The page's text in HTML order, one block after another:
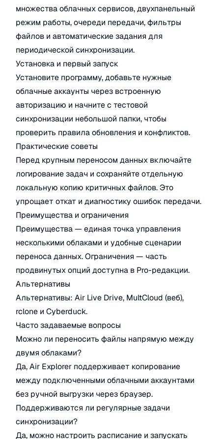
множества облачных сервисов, двухпанельный
режим работы, очереди передачи, фильтры
файлов и автоматические задания для
периодической синхронизации.
Установка и первый запуск
Установите программу, добавьте нужные
облачные аккаунты через встроенную
авторизацию и начните с тестовой
синхронизации небольшой папки, чтобы
проверить правила обновления и конфликтов.
Практические советы
Перед крупным переносом данных включайте
логирование задач и сохраняйте отдельную
локальную копию критичных файлов. Это
упрощает откат и диагностику ошибок передачи.
Преимущества и ограничения
Преимущества — единая точка управления
несколькими облаками и удобные сценарии
переноса данных. Ограничения — часть
продвинутых опций доступна в Pro-редакции.
Альтернативы
Альтернативы: Air Live Drive, MultCloud (веб),
rclone и Cyberduck.
Часто задаваемые вопросы
Можно ли переносить файлы напрямую между
двумя облаками?
Да, Air Explorer поддерживает копирование
между подключенными облачными аккаунтами
без ручной выгрузки через браузер.
Поддерживаются ли регулярные задачи
синхронизации?
Да, можно настроить расписание и запускать